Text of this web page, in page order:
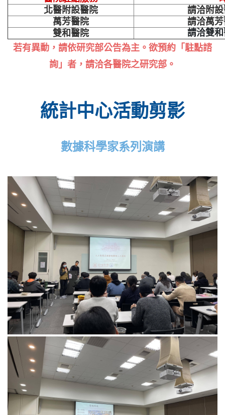
北醫附設醫院
請洽附
萬芳醫院
請洽萬
雙和醫院
請洽雙
若有異動，請依研究部公告為主。欲預約 「駐點諮
詢」者，請洽各醫院之研究部。
統計中心活動剪影
數據科學家系列演講